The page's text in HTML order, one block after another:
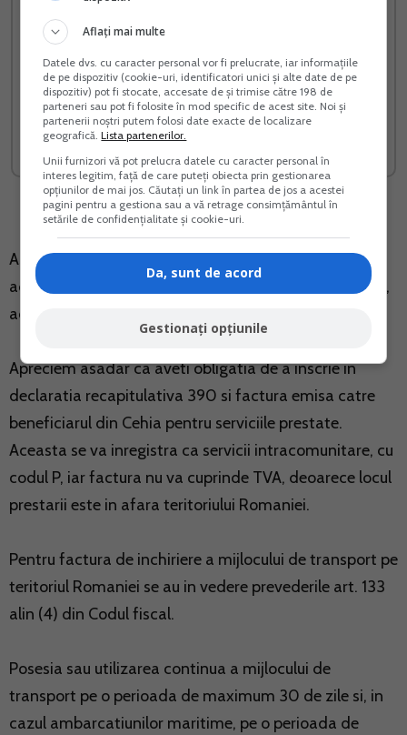
Suspendare activitate SRL
si PFA Tratament fiscal-
contabil
Vreau acest produs →
Cresterea prepelitelor
japoneze
Asa cum arata art. 133 alin (2) din Codul fiscal, in
aceasta situatie locul prestarii serviciului este in Cehia,
acolo unde isi are sediul beneficiarul final.
Apreciem asadar ca aveti obligatia de a inscrie in
declaratia recapitulativa 390 si factura emisa catre
beneficiarul din Cehia pentru serviciile prestate.
Aceasta se va inregistra ca servicii intracomunitare, cu
codul P, iar factura nu va cuprinde TVA, deoarece locul
prestarii este in afara teritoriului Romaniei.
Pentru factura de inchiriere a mijlocului de transport pe
teritoriul Romaniei se au in vedere prevederile art. 133
alin (4) din Codul fiscal.
Posesia sau utilizarea continua a mijlocului de
transport pe o perioada de maximum 30 de zile si, in
cazul ambarcatiunilor maritime, pe o perioada de
Aflați mai multe
Datele dvs. cu caracter personal vor fi prelucrate, iar informațiile
de pe dispozitiv (cookie-uri, identificatori unici și alte date de pe
dispozitiv) pot fi stocate, accesate de și trimise către 198 de
parteneri sau pot fi folosite în mod specific de acest site. Noi și
partenerii noștri putem folosi date exacte de localizare
geografică.Lista partenerilor.
Unii furnizori vă pot prelucra datele cu caracter personal în
interes legitim, față de care puteți obiecta prin gestionarea
opțiunilor de mai jos. Căutați un link în partea de jos a acestei
pagini pentru a gestiona sau a vă retrage consimțământul în
setările de confidențialitate și cookie-uri.
Da, sunt de acord
Gestionați opțiunile